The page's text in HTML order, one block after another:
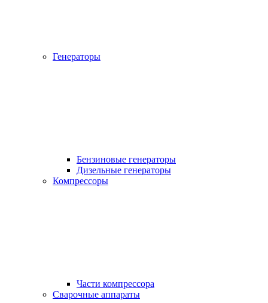
Генераторы
Бензиновые генераторы
Дизельные генераторы
Компрессоры
Части компрессора
Сварочные аппараты